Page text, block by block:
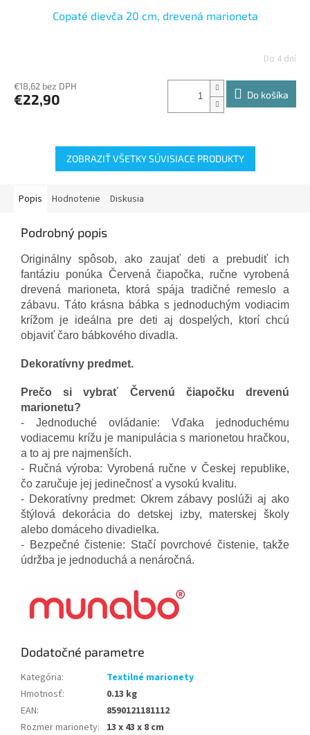
Copaté dievča 20 cm, drevená marioneta
Do 4 dní
€18,62 bez DPH
€22,90 Do košíka
ZOBRAZIŤ VŠETKY SÚVISIACE PRODUKTY
Popis Hodnotenie Diskusia
Podrobný popis
Originálny spôsob, ako zaujať deti a prebudiť ich
fantáziu ponúka Červená čiapočka, ručne vyrobená
drevená marioneta, ktorá spája tradičné remeslo a
zábavu. Táto krásna bábka s jednoduchým vodiacim
krížom je ideálna pre deti aj dospelých, ktorí chcú
objaviť čaro bábkového divadla.
Dekoratívny predmet.
Prečo si vybrať Červenú čiapočku drevenú
marionetu?
- Jednoduché ovládanie: Vďaka jednoduchému
vodiacemu krížu je manipulácia s marionetou hračkou,
a to aj pre najmenších.
- Ručná výroba: Vyrobená ručne v Českej republike,
čo zaručuje jej jedinečnosť a vysokú kvalitu.
- Dekoratívny predmet: Okrem zábavy poslúži aj ako
štýlová dekorácia do detskej izby, materskej školy
alebo domáceho divadielka.
- Bezpečné čistenie: Stačí povrchové čistenie, takže
údržba je jednoduchá a nenáročná.
Dodatočné parametre
Kategória:
Textilné marionety
Hmotnosť:
0.13 kg
EAN:
8590121181112
Rozmer marionety: 13 x 43 x 8 cm